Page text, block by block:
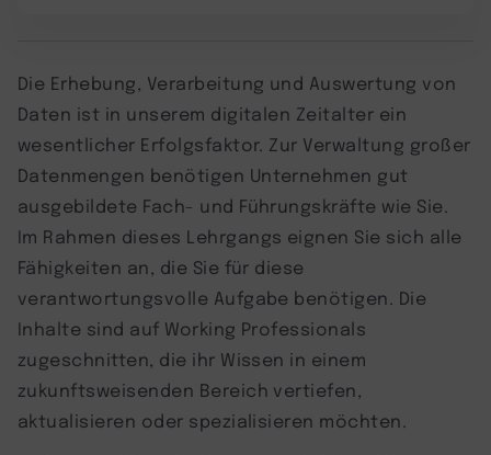
Die Erhebung, Verarbeitung und Auswertung von
Daten ist in unserem digitalen Zeitalter ein
wesentlicher Erfolgsfaktor. Zur Verwaltung großer
Datenmengen benötigen Unternehmen gut
ausgebildete Fach- und Führungskräfte wie Sie.
Im Rahmen dieses Lehrgangs eignen Sie sich alle
Fähigkeiten an, die Sie für diese
verantwortungsvolle Aufgabe benötigen. Die
Inhalte sind auf Working Professionals
zugeschnitten, die ihr Wissen in einem
zukunftsweisenden Bereich vertiefen,
aktualisieren oder spezialisieren möchten.